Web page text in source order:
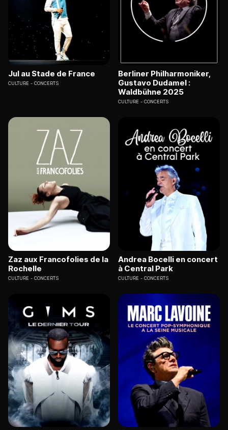
Jul au Stade de France
CULTURE CONCERTS
Berliner Philharmoniker,
Gustavo Dudamel :
Waldbühne 2025
CULTURE CONCERTS
Zaz aux Francofolies de la
Rochelle
CULTURE CONCERTS
Andrea Bocelli en concert
à Central Park
CULTURE CONCERTS